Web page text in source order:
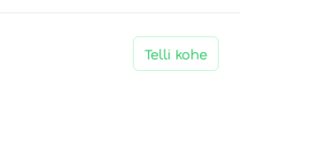
Telli kohe